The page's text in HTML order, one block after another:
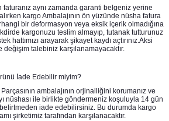
aynı zamanda garanti belgeniz yerine
kargo Ambalajının ön yüzünde nüsha fatura
bir deformasyon veya eksik içerik olmadığına
kargonuzu teslim almayıp, tutanak tutturunuz
hattımızı arayarak şikayet kaydı açtırınız.Aksi
değişim talebiniz karşılanamayacaktır.
İade Edebilir miyim?
Parçasının ambalajının orjinalliğini korumanız ve
nüshası ile birlikte göndermeniz koşuluyla 14 gün
iade edebilirsiniz. Bu durumda kargo
şirketimiz tarafından karşılanacaktır.